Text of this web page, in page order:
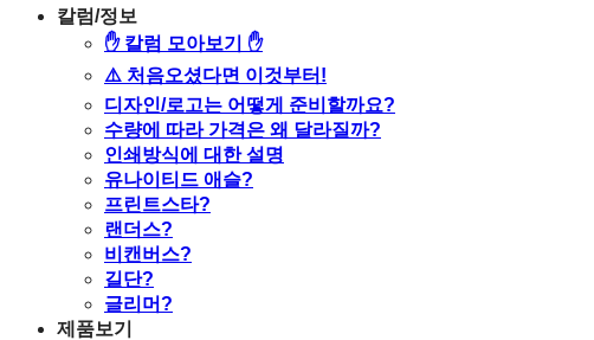
칼럼/정보
✋ 칼럼 모아보기 ✋
⚠️ 처음오셨다면 이것부터!
디자인/로고는 어떻게 준비할까요?
수량에 따라 가격은 왜 달라질까?
인쇄방식에 대한 설명
유나이티드 애슬?
프린트스타?
랜더스?
비캔버스?
길단?
글리머?
제품보기